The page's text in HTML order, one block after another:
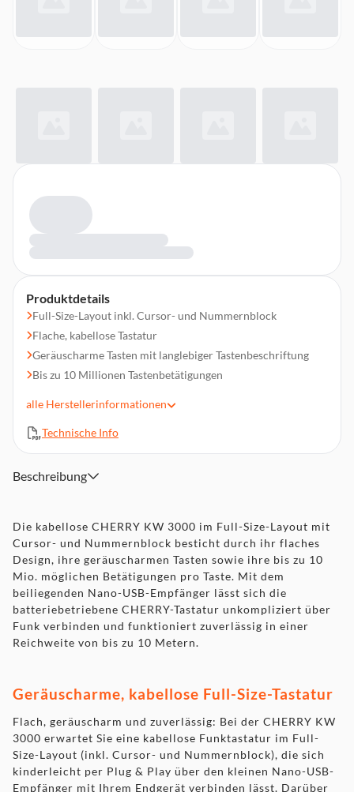
Produktdetails
Full-Size-Layout inkl. Cursor- und Nummernblock
Flache, kabellose Tastatur
Geräuscharme Tasten mit langlebiger Tastenbeschriftung
Bis zu 10 Millionen Tastenbetätigungen
Modus
Plug & Play-Installation über USB-Anschluss (Nano USB-
10 m Reichweite)
Stabile, ausklappbare Aufstellfüße zur Höhenverstellung
Kostenlose CHERRY KEYS Software zur individuellen
Tastenbelegung
alle Herstellerinformationen
Technische Info
Beschreibung
Die kabellose CHERRY KW 3000 im Full-Size-Layout mit
Cursor- und Nummernblock besticht durch ihr flaches
Design, ihre geräuscharmen Tasten sowie ihre bis zu 10
Mio. möglichen Betätigungen pro Taste. Mit dem
beiliegenden Nano-USB-Empfänger lässt sich die
batteriebetriebene CHERRY-Tastatur unkompliziert über
Funk verbinden und funktioniert zuverlässig in einer
Reichweite von bis zu 10 Metern.
Geräuscharme, kabellose Full-Size-Tastatur
Flach, geräuscharm und zuverlässig: Bei der CHERRY KW
3000 erwartet Sie eine kabellose Funktastatur im Full-
Size-Layout (inkl. Cursor- und Nummernblock), die sich
kinderleicht per Plug & Play über den kleinen Nano-USB-
Empfänger mit Ihrem Endgerät verbinden lässt. Darüber